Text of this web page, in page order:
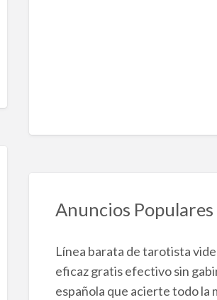
Anuncios Populares
Línea barata de tarotista
eficaz gratis efectivo sin
española que acierte todo la